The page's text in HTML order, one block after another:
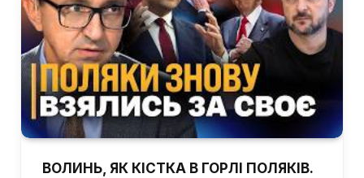
ВОЛИНЬ, ЯК КІСТКА В ГОРЛІ ПОЛЯКІВ.